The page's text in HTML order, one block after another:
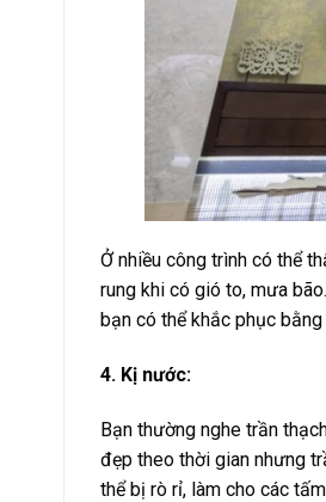
Ở nhiều công trình có thể
rung khi có gió to, mưa
bạn có thể khắc phục
4. Kị nước:
Bạn thường nghe trần
đẹp theo thời gian nhưng
thể bị rò rỉ, làm cho các